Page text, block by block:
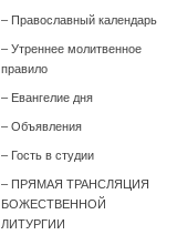
– Православный календарь
– Утреннее молитвенное
правило
– Евангелие дня
– Объявления
– Гость в студии
– ПРЯМАЯ ТРАНСЛЯЦИЯ
БОЖЕСТВЕННОЙ
ЛИТУРГИИ